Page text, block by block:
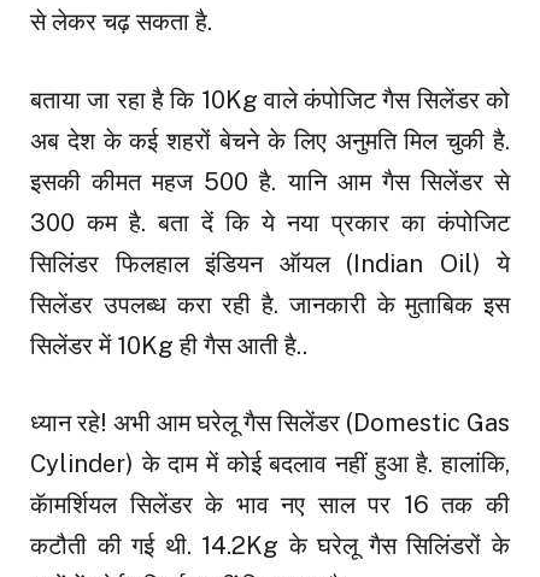
से लेकर चढ़ सकता है.
बताया जा रहा है कि 10Kg वाले कंपोजिट गैस सिलेंडर को
अब देश के कई शहरों बेचने के लिए अनुमति मिल चुकी है.
इसकी कीमत महज ₹500 है. यानि आम गैस सिलेंडर से
₹300 कम है. बता दें कि ये नया प्रकार का कंपोजिट
सिलिंडर फिलहाल इंडियन ऑयल (Indian Oil) ये
सिलेंडर उपलब्ध करा रही है. जानकारी के मुताबिक इस
सिलेंडर में 10Kg ही गैस आती है..
ध्यान रहे! अभी आम घरेलू गैस सिलेंडर (Domestic Gas
Cylinder) के दाम में कोई बदलाव नहीं हुआ है. हालांकि,
कॅामर्शियल सिलेंडर के भाव नए साल पर ₹16 तक की
कटौती की गई थी. 14.2Kg के घरेलू गैस सिलिंडरों के